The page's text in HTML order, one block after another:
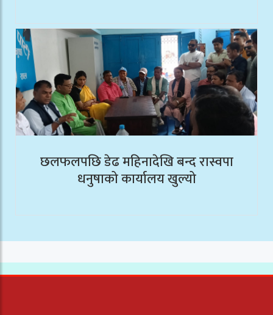
छलफलपछि डेढ महिनादेखि बन्द रास्वपा
धनुषाको कार्यालय खुल्यो